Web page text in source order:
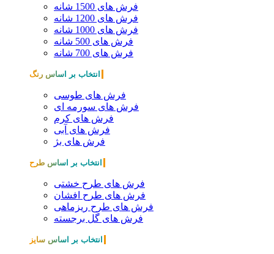
فرش های 1500 شانه
فرش های 1200 شانه
فرش های 1000 شانه
فرش های 500 شانه
فرش های 700 شانه
انتخاب بر اساس رنگ
فرش های طوسی
فرش های سورمه ای
فرش های کرم
فرش های آبی
فرش های بژ
انتخاب بر اساس طرح
فرش های طرح خشتی
فرش های طرح افشان
فرش های طرح ریزماهی
فرش های گل برجسته
انتخاب بر اساس سایز